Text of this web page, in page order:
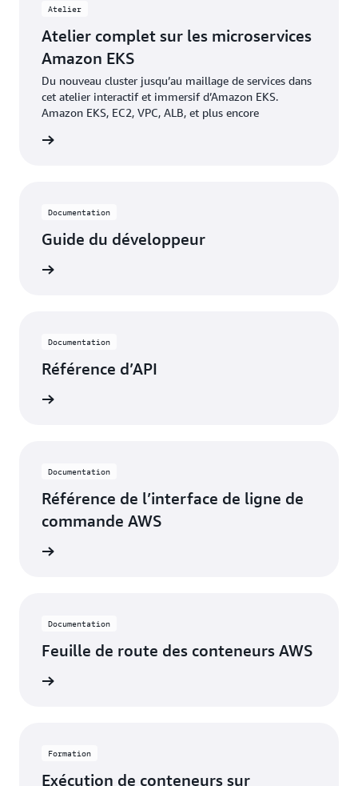
Atelier
Atelier complet sur les microservices
Amazon EKS
Du nouveau cluster jusqu’au maillage de services dans
cet atelier interactif et immersif d’Amazon EKS.
Amazon EKS, EC2, VPC, ALB, et plus encore
Documentation
Guide du développeur
Documentation
Référence d’API
Documentation
Référence de l’interface de ligne de
commande AWS
Documentation
Feuille de route des conteneurs AWS
Formation
Exécution de conteneurs sur